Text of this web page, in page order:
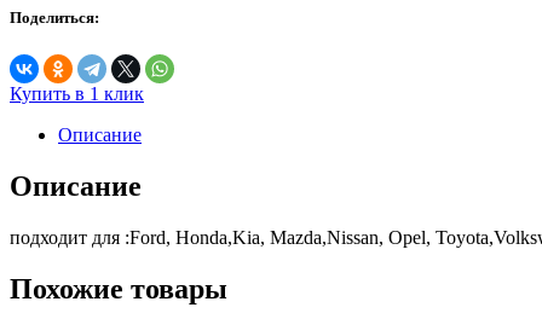
300mm
H304
Поделиться:
Купить в 1 клик
Описание
Описание
подходит для :Ford, Honda,Kia, Mazda,Nissan, Opel,
Похожие товары